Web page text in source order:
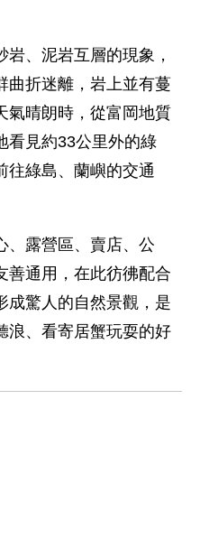
、泥岩互層的現象，
曲折迷離，岩上並有蔓
氣晴朗時，從富岡地質
看見約33公里外的綠
往綠島、蘭嶼的交通
、露營區、賣店、公
善通用，在此彷彿配合
成驚人的自然景觀，是
浪、看寄居蟹玩耍的好